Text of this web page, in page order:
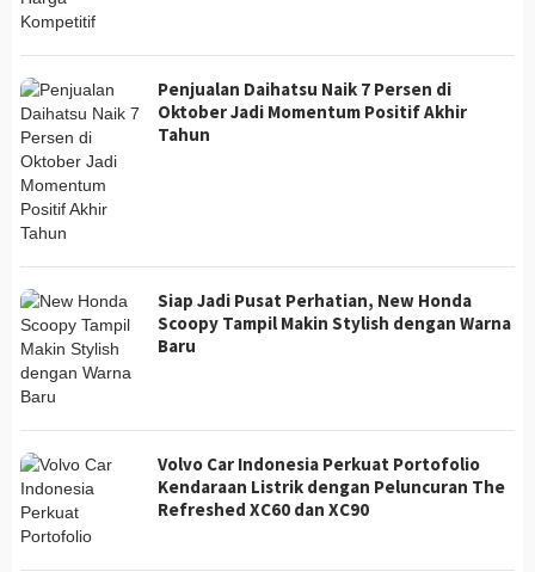
Penjualan Daihatsu Naik 7 Persen di
Oktober Jadi Momentum Positif Akhir
Tahun
Siap Jadi Pusat Perhatian, New Honda
Scoopy Tampil Makin Stylish dengan Warna
Baru
Volvo Car Indonesia Perkuat Portofolio
Kendaraan Listrik dengan Peluncuran The
Refreshed XC60 dan XC90